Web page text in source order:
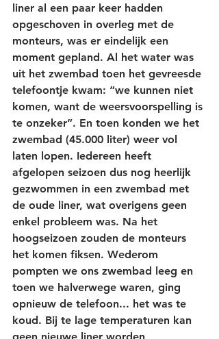
liner al een paar keer hadden
opgeschoven in overleg met de
monteurs, was er eindelijk een
moment gepland. Al het water was
uit het zwembad toen het gevreesde
telefoontje kwam: “we kunnen niet
komen, want de weersvoorspelling is
te onzeker”. En toen konden we het
zwembad (45.000 liter) weer vol
laten lopen. Iedereen heeft
afgelopen seizoen dus nog heerlijk
gezwommen in een zwembad met
de oude liner, wat overigens geen
enkel probleem was. Na het
hoogseizoen zouden de monteurs
het komen fiksen. Wederom
pompten we ons zwembad leeg en
toen we halverwege waren, ging
opnieuw de telefoon... het was te
koud. Bij te lage temperaturen kan